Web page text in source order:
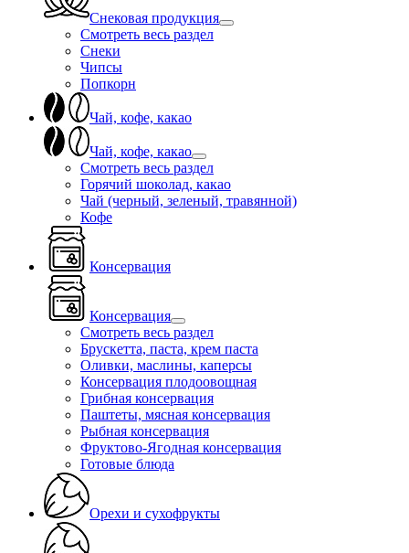
Снековая продукция
Смотреть весь раздел
Снеки
Чипсы
Попкорн
Чай, кофе, какао
Чай, кофе, какао
Смотреть весь раздел
Горячий шоколад, какао
Чай (черный, зеленый, травянной)
Кофе
Консервация
Консервация
Смотреть весь раздел
Брускетта, паста, крем паста
Оливки, маслины, каперсы
Консервация плодоовощная
Грибная консервация
Паштеты, мясная консервация
Рыбная консервация
Фруктово-Ягодная консервация
Готовые блюда
Орехи и сухофрукты